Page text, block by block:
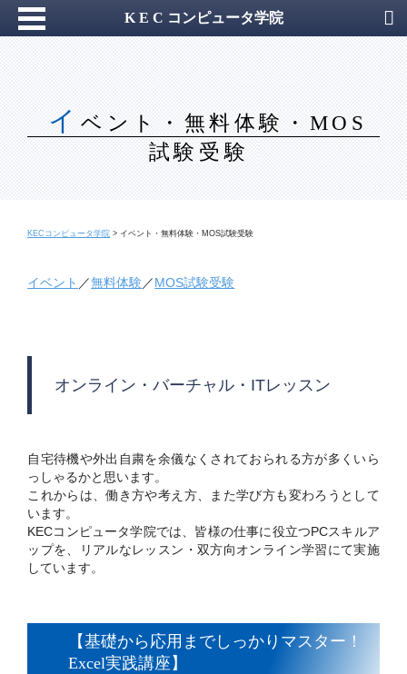
イベント・無料体験・MOS
試験受験
KECコンピュータ学院 > イベント・無料体験・MOS試験受験
イベント ／無料体験 ／ MOS試験受験
オンライン・バーチャル・ITレッスン
自宅待機や外出自粛を余儀なくされておられる方が多くいら
っしゃるかと思います。
これからは、働き方や考え方、また学び方も変わろうとして
います。
KECコンピュータ学院では、皆様の仕事に役立つPCスキルア
ップを、リアルなレッスン・双方向オンライン学習にて実施
しています。
【基礎から応用までしっかりマスター！
Excel実践講座】
K E C コンピュータ学院